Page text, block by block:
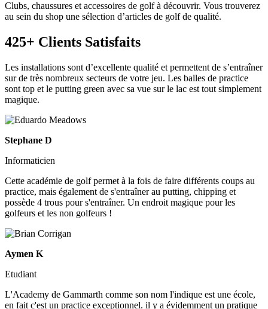
Clubs, chaussures et accessoires de golf à découvrir. Vous trouverez
au sein du shop une sélection d’articles de golf de qualité.
425+ Clients Satisfaits
Les installations sont d’excellente qualité et permettent de s’entraîner
sur de très nombreux secteurs de votre jeu. Les balles de practice
sont top et le putting green avec sa vue sur le lac est tout simplement
magique.
Stephane D
Informaticien
Cette académie de golf permet à la fois de faire différents coups au
practice, mais également de s'entraîner au putting, chipping et
possède 4 trous pour s'entraîner. Un endroit magique pour les
golfeurs et les non golfeurs !
Aymen K
Etudiant
L'Academy de Gammarth comme son nom l'indique est une école,
en fait c'est un practice exceptionnel. il y a évidemment un pratique